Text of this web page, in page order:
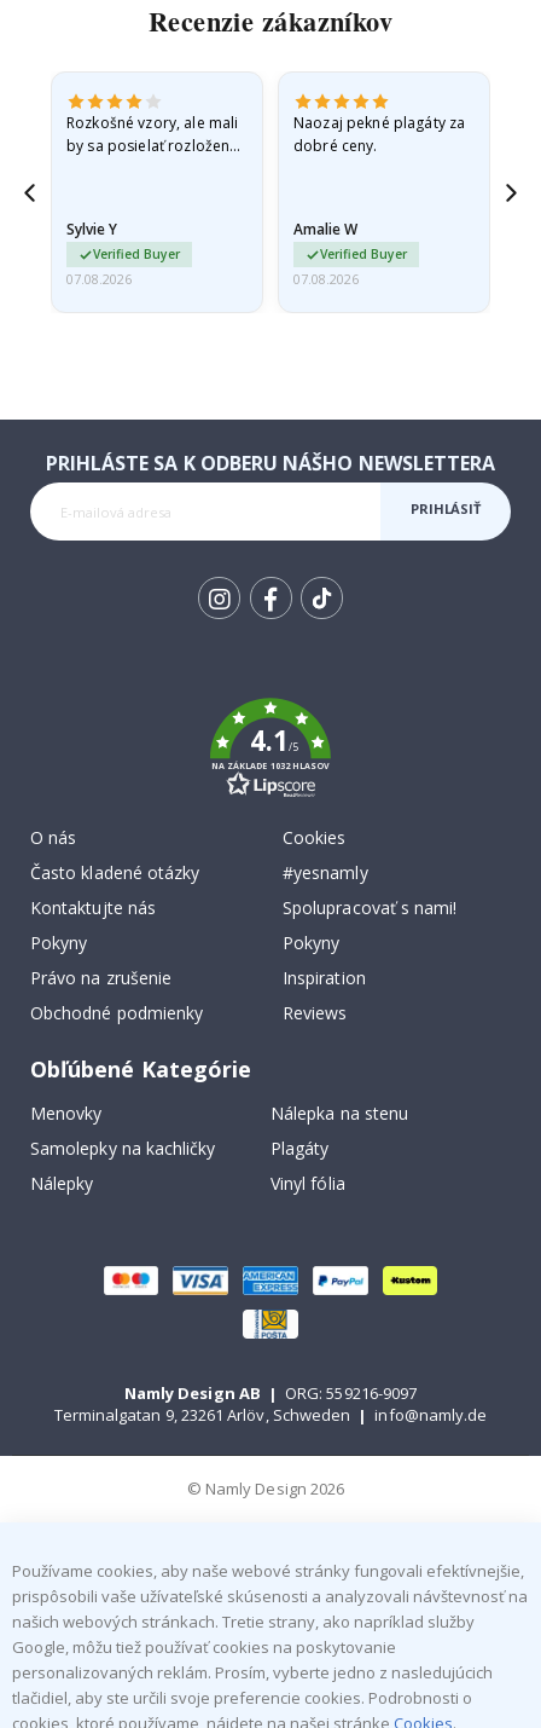
Recenzie zákazníkov
Rozkošné vzory, ale mali
by sa posielať rozložené
Sylvie Y
Verified Buyer
07.08.2026
Naozaj pekné plagáty za
dobré ceny.
Amalie W
Verified Buyer
07.08.2026
PRIHLÁSTE SA K ODBERU NÁŠHO NEWSLETTERA
PRIHLÁSIŤ
4.1/5
NA ZÁKLADE 1032 HLASOV
O nás
Často kladené otázky
Kontaktujte nás
Pokyny
Právo na zrušenie
Obchodné podmienky
Cookies
#yesnamly
Spolupracovať s nami!
Pokyny
Inspiration
Reviews
Obľúbené Kategórie
Menovky
Nálepka na stenu
Samolepky na kachličky
Plagáty
Nálepky
Vinyl fólia
Namly Design AB | ORG: 559216-9097
Terminalgatan 9, 23261 Arlöv, Schweden | info@namly.de
© Namly Design 2026
Používame cookies, aby naše webové stránky fungovali efektívnejšie,
prispôsobili vaše užívateľské skúsenosti a analyzovali návštevnosť na
našich webových stránkach. Tretie strany, ako napríklad služby
Google, môžu tiež používať cookies na poskytovanie
personalizovaných reklám. Prosím, vyberte jedno z nasledujúcich
tlačidiel, aby ste určili svoje preferencie cookies. Podrobnosti o
cookies, ktoré používame, nájdete na našej stránke Cookies.